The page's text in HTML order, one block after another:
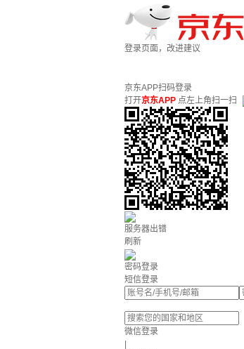
登录页面，改进建议
京东APP扫码登录
打开京东APP 点左上角扫一扫
服务器出错
刷新
密码登录
短信登录
微信登录